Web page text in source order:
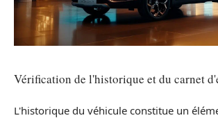
Vérification de l'historique et du carnet
L'historique du véhicule constitue un